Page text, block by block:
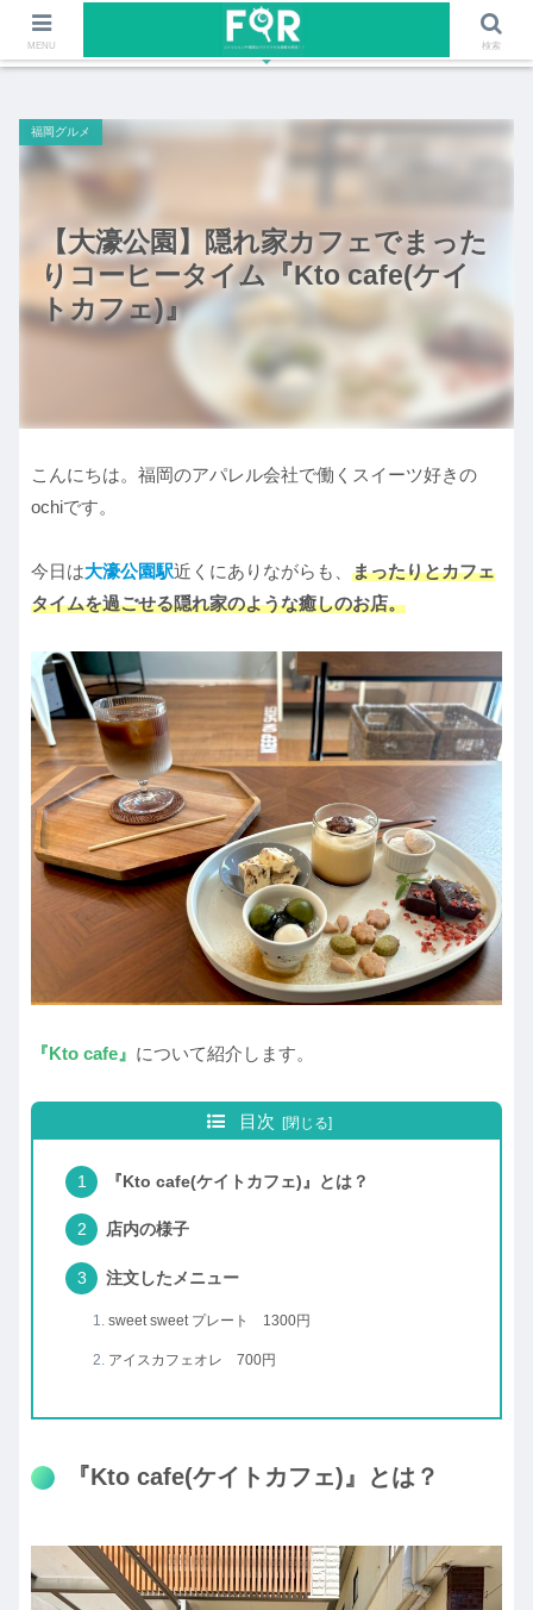
ファッションや福岡のワクワクする情報を発信！！
【大濠公園】隠れ家カフェでまった
りコーヒータイム『Kto cafe(ケイ
トカフェ)』
福岡グルメ
こんにちは。福岡のアパレル会社で働くスイーツ好きの
ochiです。
今日は大濠公園駅近くにありながらも、 まったりとカフェ
タイムを過ごせる隠れ家のような癒しのお店。
『Kto cafe』 について紹介します。
目次
『Kto cafe(ケイトカフェ)』とは？
店内の様子
注文したメニュー
sweet sweet プレート 1300円
アイスカフェオレ 700円
『Kto cafe(ケイトカフェ)』とは？
MENU 検索